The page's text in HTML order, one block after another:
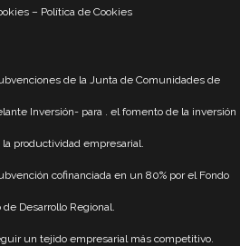
– Política de Cookies
de la Junta de Comunidades de
Inversión- para . el fomento de la inversión
productividad empresarial.
cofinanciada en un 80% por el Fondo
de Desarrollo Regional.
un tejido empresarial más competitivo.